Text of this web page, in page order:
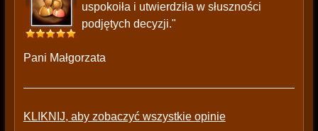
uspokoiła i utwierdziła w słuszności
podjętych decyzji."
Pani Małgorzata
KLIKNIJ, aby zobaczyć wszystkie opinie